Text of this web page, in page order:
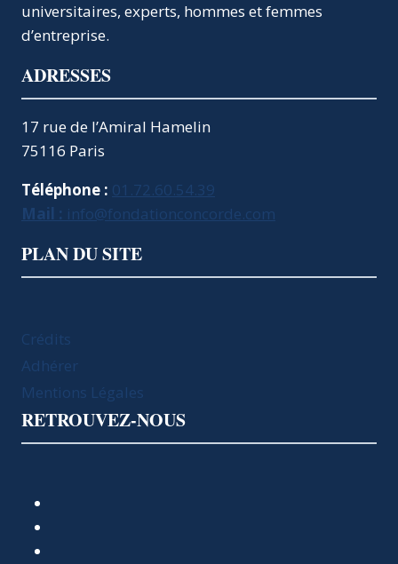
universitaires, experts, hommes et femmes
d’entreprise.
ADRESSES
17 rue de l’Amiral Hamelin
75116 Paris
Téléphone : 01.72.60.54.39
Mail : info@fondationconcorde.com
PLAN DU SITE
Crédits
Adhérer
Mentions Légales
RETROUVEZ-NOUS